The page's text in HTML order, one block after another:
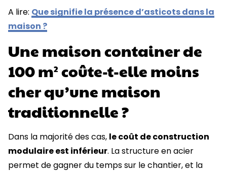
A lire: Que signifie la présence d’asticots dans la
maison ?
Une maison container de
100 m² coûte-t-elle moins
cher qu’une maison
traditionnelle ?
Dans la majorité des cas, le coût de construction
modulaire est inférieur. La structure en acier
permet de gagner du temps sur le chantier, et la